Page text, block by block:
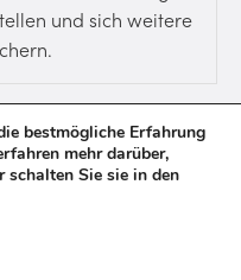
und sich weitere
bestmögliche Erfahrung
mehr darüber,
schalten Sie sie in den